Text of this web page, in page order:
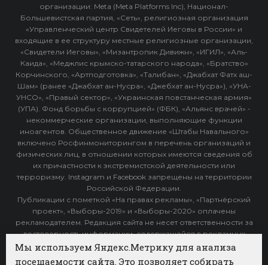
организации: Meta (Meta Platforms Inc), Национал-
Большевистская партия, «Сеть», религиозная организация
«Управленческий центр Свидетелей Иеговы в России» и
входящие в ее структуру местные религиозные организации,
«Свидетели Иеговы», «Мизантропик Дивижн», «ИГИЛ», «Аль-
Каида», «Меджлис крымско-татарского народа», «Братство»
Корчинского, «Артподготовка», «Талибан», «Джабхат Фатх аш-
Шам» (ранее «Джабхат ан-Нусра», «Джебхат ан-Нусра»), «УНА-
УНСО», «Правый сектор», «Украинская повстанческая армия»
(УПА). Фонд борьбы с коррупцией» (ФБК), «Альянс врачей» -
некоммерческие организации, выполняющие функции
иноагентов. Общественное движение «Штабы Навального»
включено Росфинмониторингом в перечень организаций и
физических лиц, в отношении которых имеются сведения об
их причастности к экстремистской деятельности или
терроризму. Instagram и Facebook запрещены на территории
Российской Федерации.
Публикации с пометкой «На правах рекламы», «Партнёрский
проект», «Выборы-2019» и «Выборы-2020» оплачены
рекламодателем. Редакция сайта не несет ответственности за
достоверность информации, содержащейся в рекламных
объявлениях.
Мы используем Яндекс.Метрику для анализа
посещаемости сайта. Это позволяет собирать